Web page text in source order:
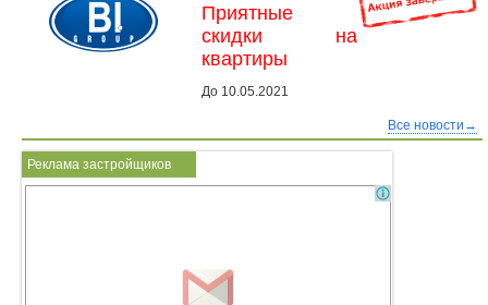
Приятные
скидки на
квартиры
До 10.05.2021
Все новости→
Реклама застройщиков